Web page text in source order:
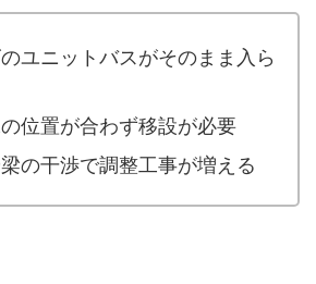
ユニットバスがそのまま入ら
位置が合わず移設が必要
の干渉で調整工事が増える